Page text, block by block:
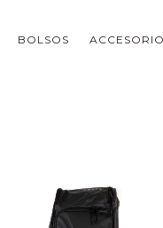
BOLSOS